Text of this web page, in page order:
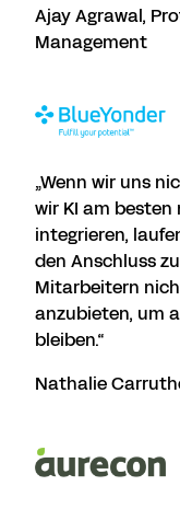
Ajay Agrawal,
Management
„Wenn wir uns
wir KI am
integrieren,
den Anschluss
Mitarbeitern
anzubieten, um
bleiben.“
Nathalie